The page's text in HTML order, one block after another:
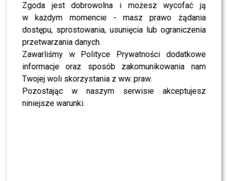
Zgoda jest dobrowolna i możesz wycofać ją
w każdym momencie - masz prawo żądania
dostępu, sprostowania, usunięcia lub ograniczenia
przetwarzania danych.
Zawarliśmy w Polityce Prywatności dodatkowe
informacje oraz sposób zakomunikowania nam
Twojej woli skorzystania z ww. praw.
Pozostając w naszym serwisie akceptujesz
niniejsze warunki.
niezależnie od ich tanecznego doświadczenia.
POLECAMY:
Polsat podjął kolejną decyzję, która
rozwścieczy fanów „Przyjaciółek”. Właśnie wypłynęły
kulisy
Z kim zatańczy Stefano wiosną
w “Tańcu z Gwiazdami”?